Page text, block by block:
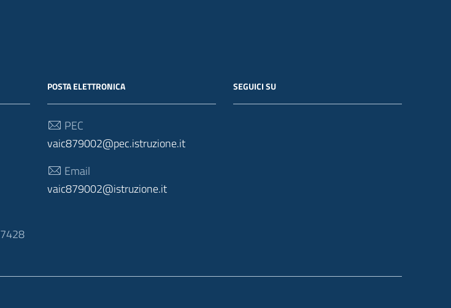
POSTA ELETTRONICA
PEC
vaic879002@pec.istruzione.it
Email
vaic879002@istruzione.it
SEGUICI SU